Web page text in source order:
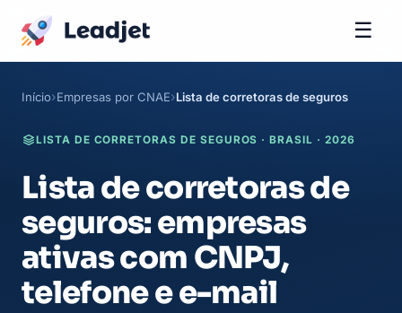
☰
Início Empresas por CNAE Lista de corretoras de seguros
LISTA DE CORRETORAS DE SEGUROS · BRASIL · 2026
Lista de corretoras de
seguros: empresas
ativas com CNPJ,
telefone e e-mail